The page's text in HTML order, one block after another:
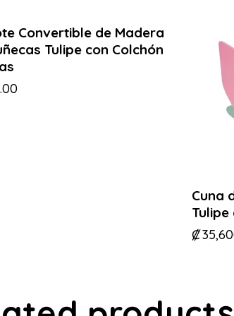
Convertible de Madera
Tulipe con Colchón
Cuna
Tulipe
₡